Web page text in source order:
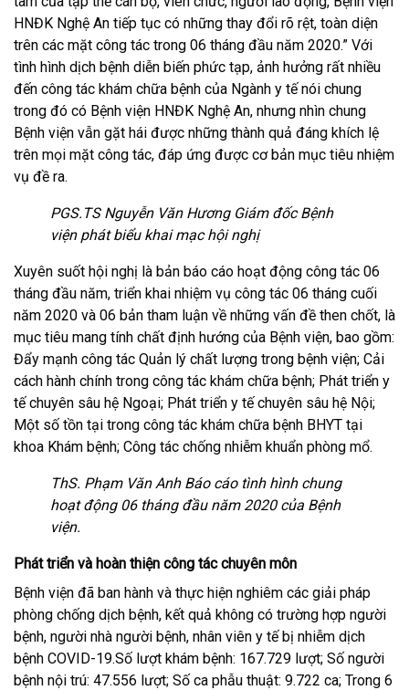
HNĐK Nghệ An tiếp tục có những thay đổi rõ rệt, toàn diện
trên các mặt công tác trong 06 tháng đầu năm 2020.” Với
tình hình dịch bệnh diễn biến phức tạp, ảnh hưởng rất nhiều
đến công tác khám chữa bệnh của Ngành y tế nói chung
trong đó có Bệnh viện HNĐK Nghệ An, nhưng nhìn chung
Bệnh viện vẫn gặt hái được những thành quả đáng khích lệ
trên mọi mặt công tác, đáp ứng được cơ bản mục tiêu nhiệm
vụ đề ra.
PGS.TS Nguyễn Văn Hương Giám đốc Bệnh
viện phát biểu khai mạc hội nghị
Xuyên suốt hội nghị là bản báo cáo hoạt động công tác 06
tháng đầu năm, triển khai nhiệm vụ công tác 06 tháng cuối
năm 2020 và 06 bản tham luận về những vấn đề then chốt, là
mục tiêu mang tính chất định hướng của Bệnh viện, bao gồm:
Đẩy mạnh công tác Quản lý chất lượng trong bệnh viện; Cải
cách hành chính trong công tác khám chữa bệnh; Phát triển y
tế chuyên sâu hệ Ngoại; Phát triển y tế chuyên sâu hệ Nội;
Một số tồn tại trong công tác khám chữa bệnh BHYT tại
khoa Khám bệnh; Công tác chống nhiễm khuẩn phòng mổ.
ThS. Phạm Văn Anh Báo cáo tình hình chung
hoạt động 06 tháng đầu năm 2020 của Bệnh
viện.
Phát triển và hoàn thiện công tác chuyên môn
Bệnh viện đã ban hành và thực hiện nghiêm các giải pháp
phòng chống dịch bệnh, kết quả không có trường hợp người
bệnh, người nhà người bệnh, nhân viên y tế bị nhiễm dịch
bệnh COVID-19.Số lượt khám bệnh: 167.729 lượt; Số người
bệnh nội trú: 47.556 lượt; Số ca phẫu thuật: 9.722 ca; Trong 6